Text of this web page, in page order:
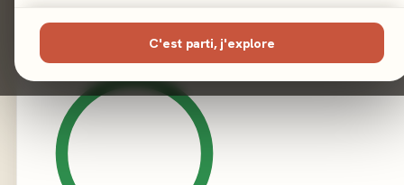
C'est parti, j'explore